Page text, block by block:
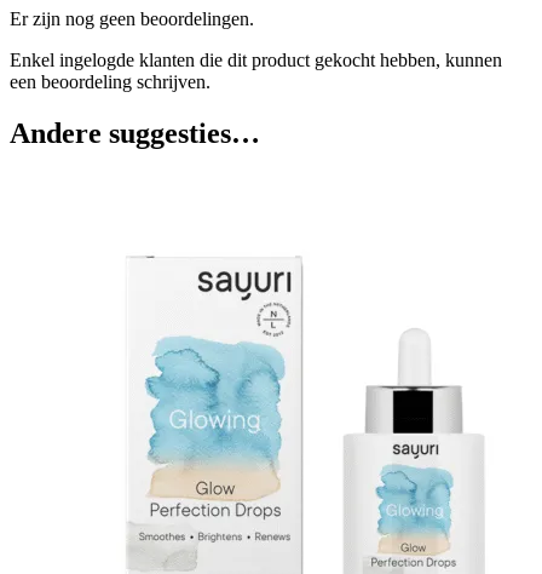
Er zijn nog geen beoordelingen.
Enkel ingelogde klanten die dit product gekocht hebben, kunnen
een beoordeling schrijven.
Andere suggesties…